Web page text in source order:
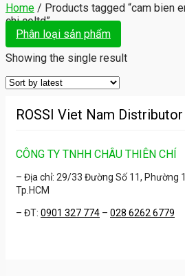
Home / Products tagged “cam bien
chi coltd”
Phân loại sản phẩm
Showing the single result
ROSSI Viet Nam Distributor
CÔNG TY TNHH CHÂU THIÊN CHÍ
– Địa chỉ: 29/33 Đường Số 11, Phường
Tp.HCM
– ĐT: 0901 327 774 – 028 6262 6779